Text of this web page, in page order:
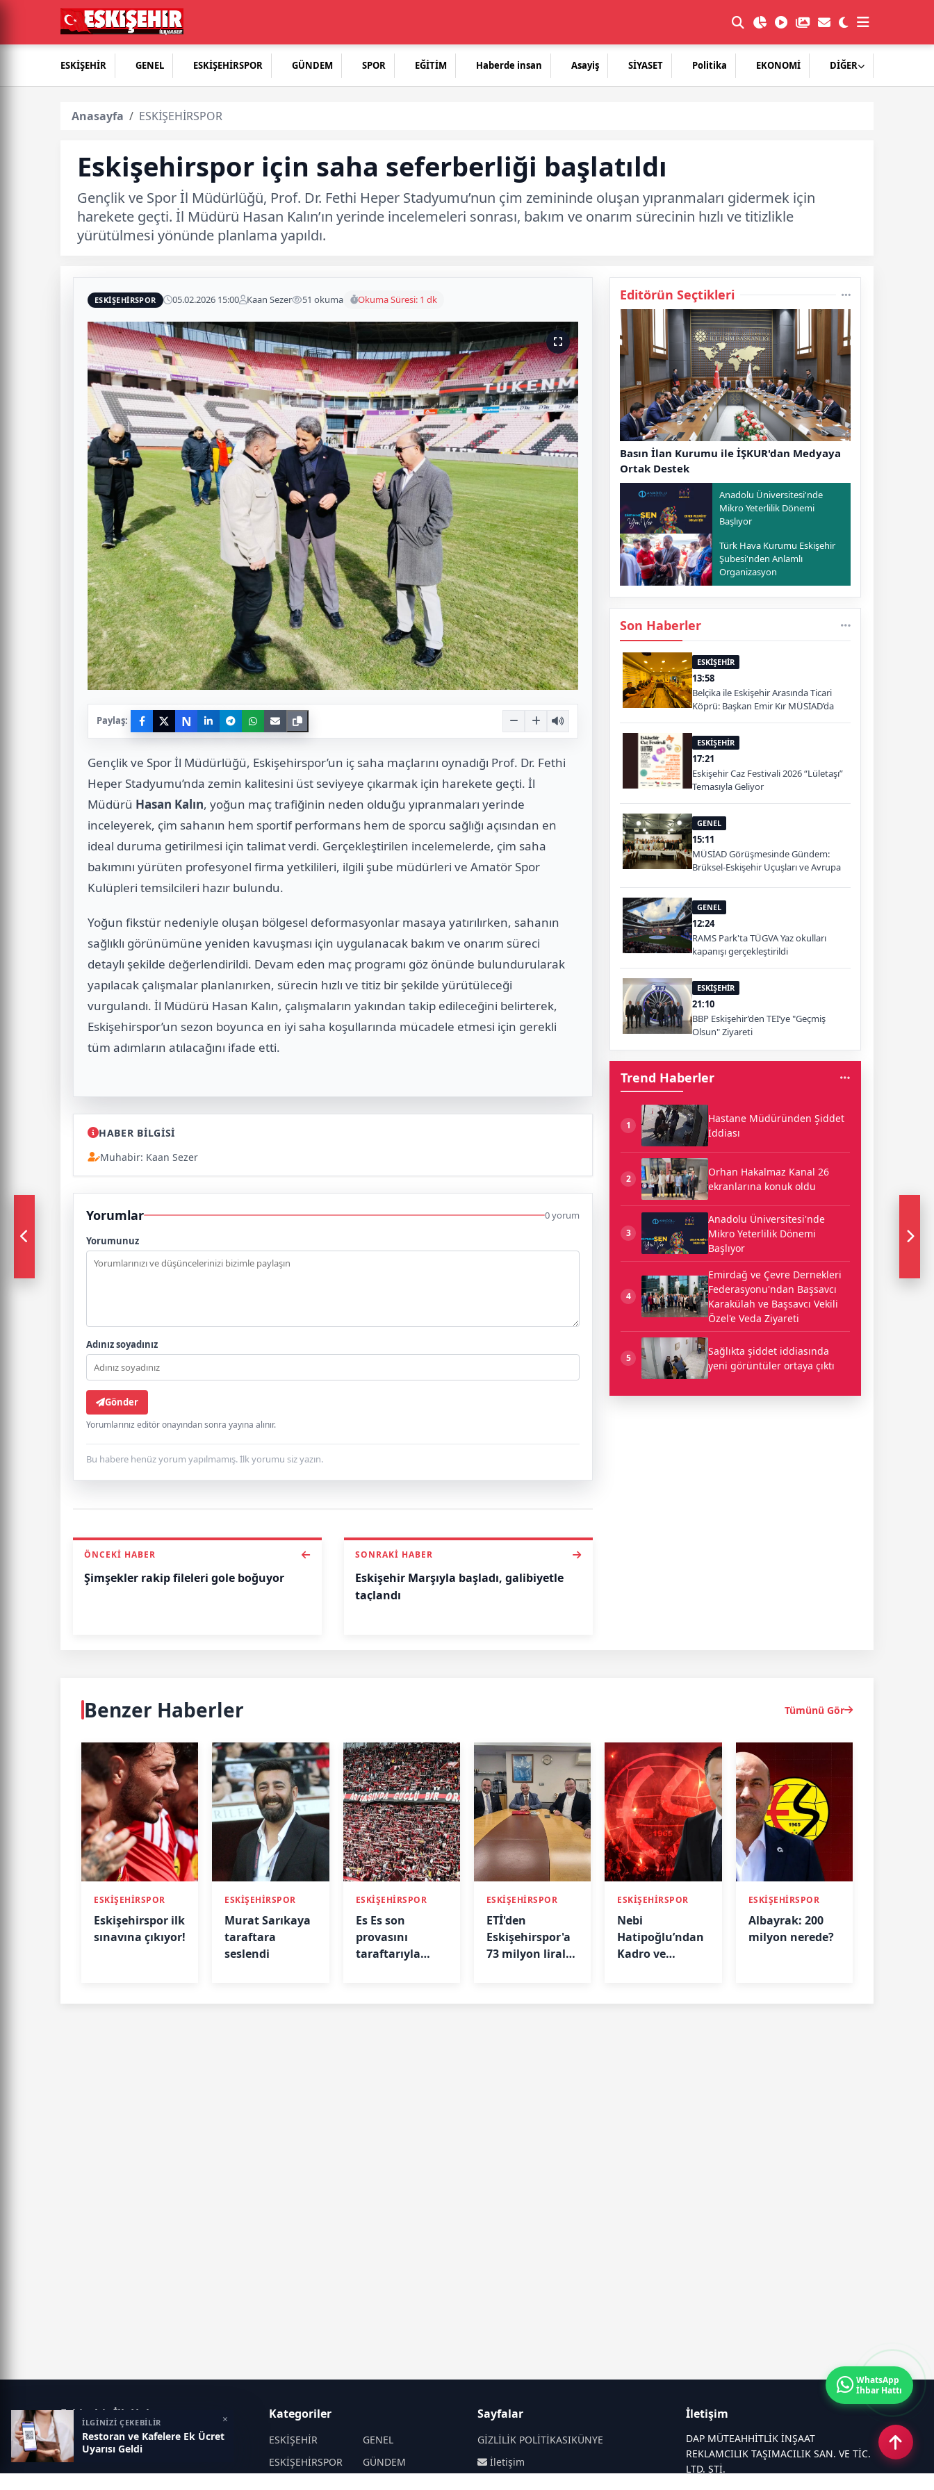
ESKİŞEHİR GENEL ESKİŞEHİRSPOR GÜNDEM SPOR EĞİTİM Haberde insan Asayiş SİYASET Politika EKONOMİ DİĞER
Anasayfa ESKİŞEHİRSPOR
Eskişehirspor için saha seferberliği başlatıldı
Gençlik ve Spor İl Müdürlüğü, Prof. Dr. Fethi Heper Stadyumu’nun çim zemininde oluşan yıpranmaları gidermek için
harekete geçti. İl Müdürü Hasan Kalın’ın yerinde incelemeleri sonrası, bakım ve onarım sürecinin hızlı ve titizlikle
yürütülmesi yönünde planlama yapıldı.
ESKİŞEHİRSPOR 05.02.2026 15:00 Kaan Sezer 51 okuma Okuma Süresi: 1 dk
Paylaş: N
Gençlik ve Spor İl Müdürlüğü, Eskişehirspor’un iç saha maçlarını oynadığı Prof. Dr. Fethi
Heper Stadyumu’nda zemin kalitesini üst seviyeye çıkarmak için harekete geçti. İl
Müdürü Hasan Kalın, yoğun maç trafiğinin neden olduğu yıpranmaları yerinde
inceleyerek, çim sahanın hem sportif performans hem de sporcu sağlığı açısından en
ideal duruma getirilmesi için talimat verdi. Gerçekleştirilen incelemelerde, çim saha
bakımını yürüten profesyonel firma yetkilileri, ilgili şube müdürleri ve Amatör Spor
Kulüpleri temsilcileri hazır bulundu.
Yoğun fikstür nedeniyle oluşan bölgesel deformasyonlar masaya yatırılırken, sahanın
sağlıklı görünümüne yeniden kavuşması için uygulanacak bakım ve onarım süreci
detaylı şekilde değerlendirildi. Devam eden maç programı göz önünde bulundurularak
yapılacak çalışmalar planlanırken, sürecin hızlı ve titiz bir şekilde yürütüleceği
vurgulandı. İl Müdürü Hasan Kalın, çalışmaların yakından takip edileceğini belirterek,
Eskişehirspor’un sezon boyunca en iyi saha koşullarında mücadele etmesi için gerekli
tüm adımların atılacağını ifade etti.
HABER BİLGİSİ
Muhabir: Kaan Sezer
Yorumlar 0 yorum
Yorumunuz
Adınız soyadınız
Gönder
Yorumlarınız editör onayından sonra yayına alınır.
Bu habere henüz yorum yapılmamış. İlk yorumu siz yazın.
ÖNCEKI HABER
Şimşekler rakip fileleri gole boğuyor
SONRAKI HABER
Eskişehir Marşıyla başladı, galibiyetle
taçlandı
Editörün Seçtikleri
Basın İlan Kurumu ile İŞKUR'dan Medyaya
Ortak Destek
Anadolu Üniversitesi'nde
Mikro Yeterlilik Dönemi
Başlıyor
Türk Hava Kurumu Eskişehir
Şubesi'nden Anlamlı
Organizasyon
Son Haberler
ESKİŞEHİR
13:58
Belçika ile Eskişehir Arasında Ticari
Köprü: Başkan Emir Kır MÜSİAD’da
ESKİŞEHİR
17:21
Eskişehir Caz Festivali 2026 “Lületaşı”
Temasıyla Geliyor
GENEL
15:11
MÜSİAD Görüşmesinde Gündem:
Brüksel-Eskişehir Uçuşları ve Avrupa
GENEL
12:24
RAMS Park'ta TÜGVA Yaz okulları
kapanışı gerçekleştirildi
ESKİŞEHİR
21:10
BBP Eskişehir’den TEI’ye "Geçmiş
Olsun" Ziyareti
Trend Haberler
1
Hastane Müdüründen Şiddet
İddiası
2
Orhan Hakalmaz Kanal 26
ekranlarına konuk oldu
3
Anadolu Üniversitesi'nde
Mikro Yeterlilik Dönemi
Başlıyor
4
Emirdağ ve Çevre Dernekleri
Federasyonu'ndan Başsavcı
Karakülah ve Başsavcı Vekili
Özel'e Veda Ziyareti
5
Sağlıkta şiddet iddiasında
yeni görüntüler ortaya çıktı
Benzer Haberler Tümünü Gör
ESKİŞEHİRSPOR
Eskişehirspor ilk
sınavına çıkıyor!
ESKİŞEHİRSPOR
Murat Sarıkaya
taraftara
seslendi
ESKİŞEHİRSPOR
Es Es son
provasını
taraftarıyla
ESKİŞEHİRSPOR
ETİ'den
Eskişehirspor'a
73 milyon liralık
ESKİŞEHİRSPOR
Nebi
Hatipoğlu’ndan
Kadro ve
ESKİŞEHİRSPOR
Albayrak: 200
milyon nerede?
İLGİNİZİ ÇEKEBİLİR
Restoran ve Kafelere Ek Ücret
Uyarısı Geldi
×
Eskisehir İlk Haber
Objektif haberin adresi...
Kategoriler
ESKİŞEHİR
GENEL
ESKİŞEHİRSPOR
GÜNDEM
Sayfalar
GİZLİLİK POLİTİKASIKÜNYE
İletişim
İletişim
DAP MÜTEAHHİTLİK İNŞAAT
REKLAMCILIK TAŞIMACILIK SAN. VE TİC.
LTD. ŞTİ.
WhatsApp
İhbar Hattı